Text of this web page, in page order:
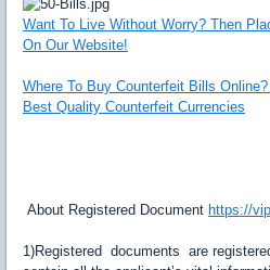
Want To Live Without Worry? Then
On Our Website!
Where To Buy Counterfeit Bills
Best Quality Counterfeit Currencies
About Registered Document https://
1)Registered documents are